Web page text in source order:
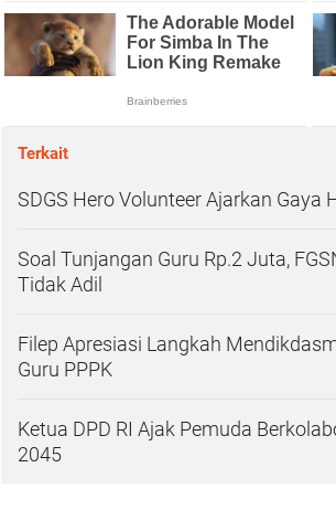
Terkait
SDGS Hero Volunteer Ajarkan Gaya
Soal Tunjangan Guru Rp.2 Juta,
Tidak Adil
Filep Apresiasi Langkah
Guru PPPK
Ketua DPD RI Ajak Pemuda
2045